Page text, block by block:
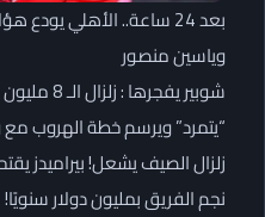
بعد 24 ساعة.. الأهلي
وياسين منصور
شوبير
“يتمرد” ويرسم خطة الهروب
زلزال الصيف يشعل! بيراميدز
نجم الفريق بمليون دولار سنويًا!